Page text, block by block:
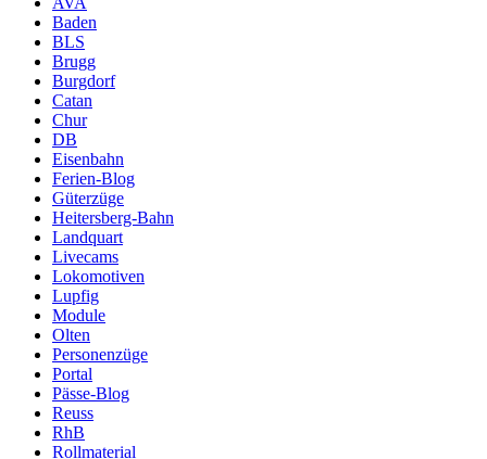
Baden
BLS
Brugg
Burgdorf
Catan
Chur
DB
Eisenbahn
Ferien-Blog
Güterzüge
Heitersberg-Bahn
Landquart
Livecams
Lokomotiven
Lupfig
Module
Olten
Personenzüge
Portal
Pässe-Blog
Reuss
RhB
Rollmaterial